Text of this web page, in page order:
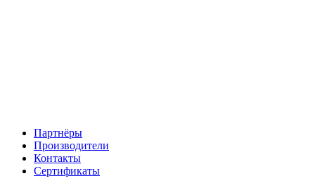
Партнёры
Производители
Контакты
Сертификаты